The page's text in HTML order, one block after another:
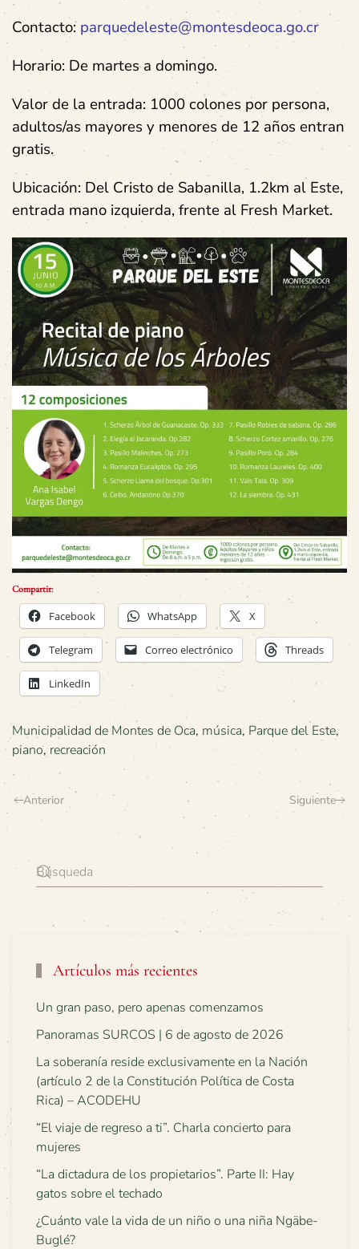
Contacto: parquedeleste@montesdeoca.go.cr
Horario: De martes a domingo.
Valor de la entrada: 1000 colones por persona,
adultos/as mayores y menores de 12 años entran
gratis.
Ubicación: Del Cristo de Sabanilla, 1.2km al Este,
entrada mano izquierda, frente al Fresh Market.
Compartir:
Facebook WhatsApp X
Telegram Correo electrónico Threads
LinkedIn
Municipalidad de Montes de Oca, música, Parque del Este,
piano, recreación
Anterior Siguiente
Artículos más recientes
Un gran paso, pero apenas comenzamos
Panoramas SURCOS | 6 de agosto de 2026
La soberanía reside exclusivamente en la Nación
(artículo 2 de la Constitución Política de Costa
Rica) – ACODEHU
“El viaje de regreso a ti”. Charla concierto para
mujeres
“La dictadura de los propietarios”. Parte II: Hay
gatos sobre el techado
¿Cuánto vale la vida de un niño o una niña Ngäbe-
Buglé?